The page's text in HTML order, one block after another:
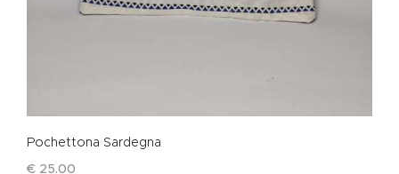
Pochettona Sardegna
€ 25.00